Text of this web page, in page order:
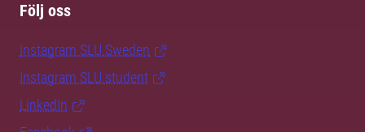
Följ oss
Instagram SLU.Sweden
Instagram SLU.student
LinkedIn